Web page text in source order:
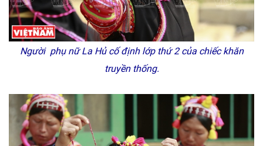
Người phụ nữ La Hủ cố định lớp thứ 2 của chiếc khăn
truyền thống.